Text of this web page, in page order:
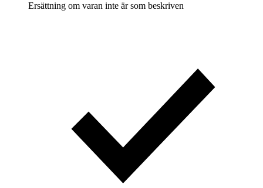
Ersättning om varan inte är som beskriven